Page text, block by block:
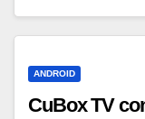
ANDROID
CuBox TV